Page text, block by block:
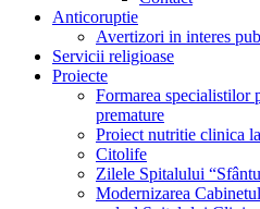
Anticoruptie
Avertizori in interes
Servicii religioase
Proiecte
Formarea specialistilor
premature
Proiect nutritie clinica
Citolife
Zilele Spitalului
Modernizarea